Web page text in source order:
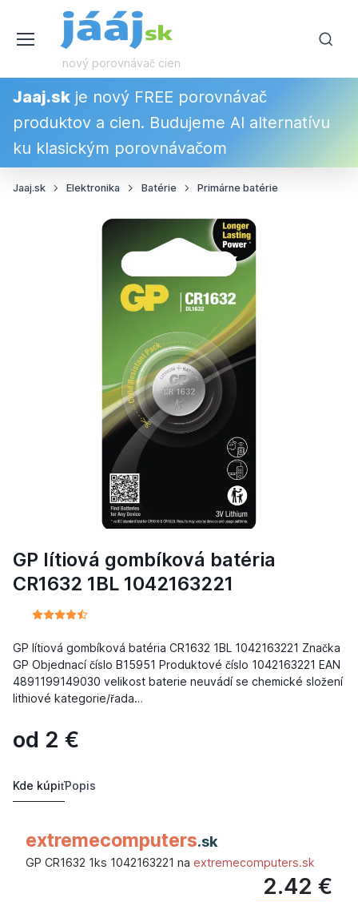
nový porovnávač cien
Jaaj.sk je nový FREE porovnávač
produktov a cien. Budujeme AI alternatívu
ku klasickým porovnávačom
Jaaj.sk Elektronika Batérie Primárne batérie
GP lítiová gombíková batéria
CR1632 1BL 1042163221
GP lítiová gombíková batéria CR1632 1BL 1042163221 Značka
GP Objednací číslo B15951 Produktové číslo 1042163221 EAN
4891199149030 velikost baterie neuvádí se chemické složení
lithiové kategorie/řada…
od 2 €
Kde kúpiťPopis
extremecomputers.sk
GP CR1632 1ks 1042163221 na extremecomputers.sk
2.42 €